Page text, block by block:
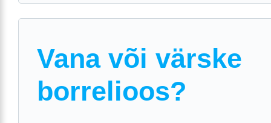
Vana või värske
borrelioos?